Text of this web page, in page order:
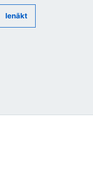
Ienākt